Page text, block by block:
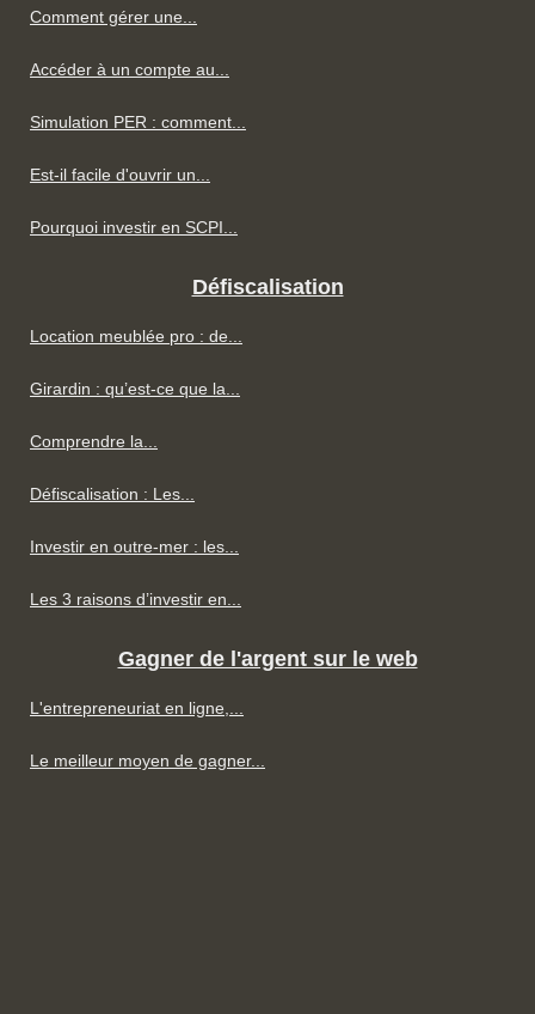
Comment gérer une...
Accéder à un compte au...
Simulation PER : comment...
Est-il facile d'ouvrir un...
Pourquoi investir en SCPI...
Défiscalisation
Location meublée pro : de...
Girardin : qu’est-ce que la...
Comprendre la...
Défiscalisation : Les...
Investir en outre-mer : les...
Les 3 raisons d’investir en...
Gagner de l'argent sur le web
L'entrepreneuriat en ligne,...
Le meilleur moyen de gagner...